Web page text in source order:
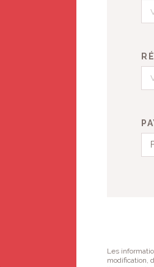
Les
modification,